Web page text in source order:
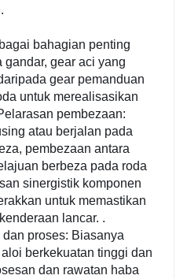
bahagian penting
gear aci yang
gear pemanduan
untuk merealisasikan
pembezaan:
atau berjalan pada
pembezaan antara
berbeza pada roda
sinergistik komponen
untuk memastikan
lancar. .
dan proses: Biasanya
berkekuatan tinggi dan
dan rawatan haba